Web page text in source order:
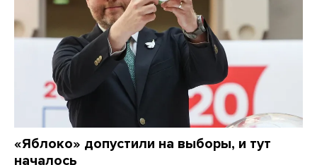
«Яблоко» допустили на выборы, и тут
началось